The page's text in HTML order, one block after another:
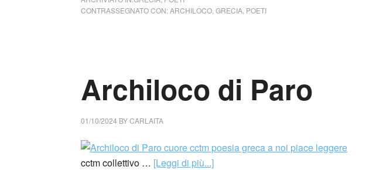
CONTRASSEGNATO CON:ARCHILOCO GRECIA POETI
Archiloco di Paro
01/10/2024 BYCARLAITA
cctm collettivo … [Leggi di più...]